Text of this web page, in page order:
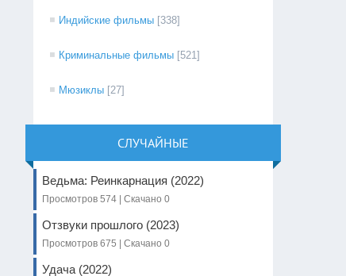
Индийские фильмы [338]
Криминальные фильмы [521]
Мюзиклы [27]
СЛУЧАЙНЫЕ
Ведьма: Реинкарнация (2022)
Просмотров 574 | Скачано 0
Отзвуки прошлого (2023)
Просмотров 675 | Скачано 0
Удача (2022)